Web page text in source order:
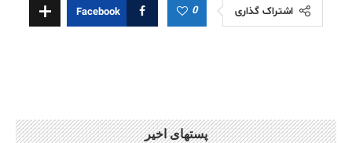
اشتراک گذاری 0
Facebook
پستهای اخیر